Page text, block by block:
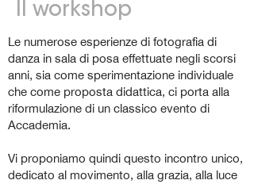
Il workshop
Le numerose esperienze di fotografia di
danza in sala di posa effettuate negli scorsi
anni, sia come sperimentazione individuale
che come proposta didattica, ci porta alla
riformulazione di un classico evento di
Accademia.
Vi proponiamo quindi questo incontro unico,
dedicato al movimento, alla grazia, alla luce